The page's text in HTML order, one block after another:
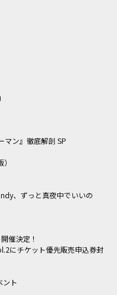
マン』徹底解剖 SP
、ずっと真夜中でいいの
催決定！
にチケット優先販売申込券封
ト